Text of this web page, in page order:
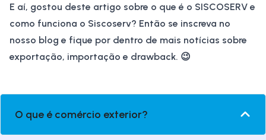
E aí, gostou deste artigo sobre o que é o SISCOSERV e
como funciona o Siscoserv? Então se inscreva no
nosso blog e fique por dentro de mais notícias sobre
exportação, importação e drawback. 😉
O que é comércio exterior?